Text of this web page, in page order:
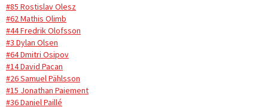
#85 Rostislav Olesz
#62 Mathis Olimb
#44 Fredrik Olofsson
#3 Dylan Olsen
#64 Dmitri Osipov
#14 David Pacan
#26 Samuel Pählsson
#15 Jonathan Paiement
#36 Daniel Paillé